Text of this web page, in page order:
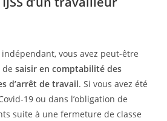
vous avez peut-être
de saisir en comptabilité des
d’arrêt de travail. Si vous avez été
19 ou dans l’obligation de
suite à une fermeture de classe